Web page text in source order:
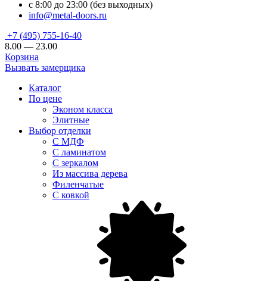
с 8:00 до 23:00 (без выходных)
info@metal-doors.ru
+7 (495) 755-16-40
8.00 — 23.00
Корзина
Вызвать замерщика
Каталог
По цене
Эконом класса
Элитные
Выбор отделки
С МДФ
С ламинатом
С зеркалом
Из массива дерева
Филенчатые
С ковкой